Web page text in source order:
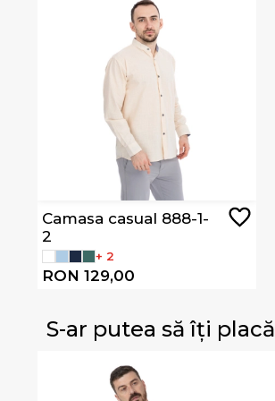
Camasa casual 888-1-
2
+ 2
RON 129,00
S-ar putea să îți